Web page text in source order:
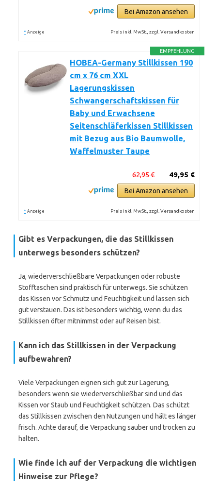
Bei Amazon ansehen
* Anzeige Preis inkl. MwSt., zzgl. Versandkosten
EMPFEHLUNG
HOBEA-Germany Stillkissen 190
cm x 76 cm XXL
Lagerungskissen
Schwangerschaftskissen für
Baby und Erwachsene
Seitenschläferkissen Stillkissen
mit Bezug aus Bio Baumwolle,
Waffelmuster Taupe
49,95 €
62,95 €
Bei Amazon ansehen
* Anzeige Preis inkl. MwSt., zzgl. Versandkosten
Gibt es Verpackungen, die das Stillkissen
unterwegs besonders schützen?
Ja, wiederverschließbare Verpackungen oder robuste
Stofftaschen sind praktisch für unterwegs. Sie schützen
das Kissen vor Schmutz und Feuchtigkeit und lassen sich
gut verstauen. Das ist besonders wichtig, wenn du das
Stillkissen öfter mitnimmst oder auf Reisen bist.
Kann ich das Stillkissen in der Verpackung
aufbewahren?
Viele Verpackungen eignen sich gut zur Lagerung,
besonders wenn sie wiederverschließbar sind und das
Kissen vor Staub und Feuchtigkeit schützen. Das schützt
das Stillkissen zwischen den Nutzungen und hält es länger
frisch. Achte darauf, die Verpackung sauber und trocken zu
halten.
Wie finde ich auf der Verpackung die wichtigen
Hinweise zur Pflege?